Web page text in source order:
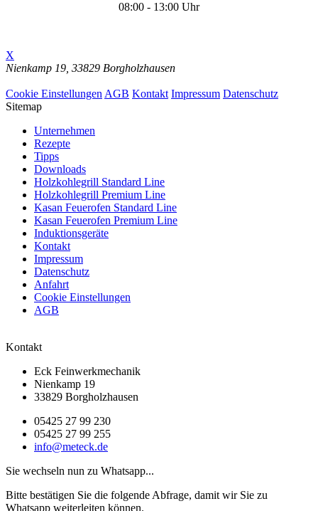
08:00 - 13:00 Uhr
X
Nienkamp 19, 33829 Borgholzhausen
Cookie Einstellungen AGB Kontakt Impressum Datenschutz
Sitemap
Unternehmen
Rezepte
Tipps
Downloads
Holzkohlegrill Standard Line
Holzkohlegrill Premium Line
Kasan Feuerofen Standard Line
Kasan Feuerofen Premium Line
Induktionsgeräte
Kontakt
Impressum
Datenschutz
Anfahrt
Cookie Einstellungen
AGB
Kontakt
Eck Feinwerkmechanik
Nienkamp 19
33829 Borgholzhausen
05425 27 99 230
05425 27 99 255
info@meteck.de
Sie wechseln nun zu Whatsapp...
Bitte bestätigen Sie die folgende Abfrage, damit wir Sie zu
Whatsapp weiterleiten können.